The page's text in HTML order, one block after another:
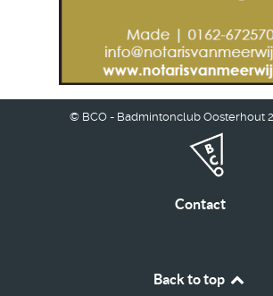
© BCO - Badmintonclub Oosterhout
Contact
Back to top